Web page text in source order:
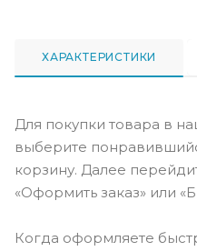
ХАРАКТЕРИСТИКИ
Для покупки товара в
выберите
корзину. Далее
«Оформить заказ» или
Когда оформляете